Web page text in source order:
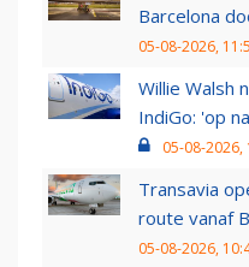
Barcelona
05-08-2026,
Willie Walsh
IndiGo: 'op
05-08-2026,
Transavia
route vanaf
05-08-2026,